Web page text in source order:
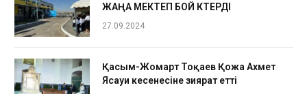
ЖАҢА МЕКТЕП БОЙ КӨТЕРДІ
27.09.2024
Қасым-Жомарт Тоқаев Қожа Ахмет
Ясауи кесенесіне зиярат етті